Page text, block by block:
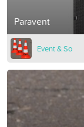
Paravent
Event & So